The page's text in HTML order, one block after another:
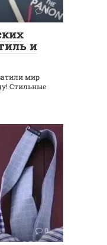
0
и
мир
Стильные
0